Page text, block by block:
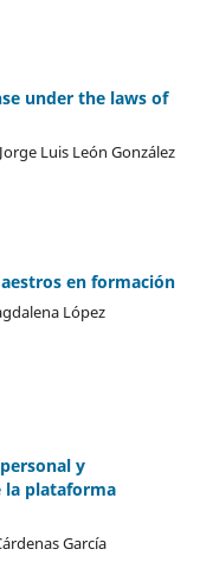
under the laws of
Luis León González
en formación
López
y
la plataforma
García